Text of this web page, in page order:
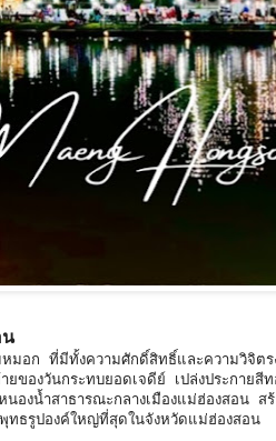
มอก ที่มีทั้งความศักดิ์สิทธิ์และความวิจิต
ของวันกระทบยอดเจดีย์ เปล่งประกาย
องน้ำสาธารณะกลางเมืองแม่ฮ่องสอน
ทธรูปองค์ใหญ่ที่สุดในจังหวัดแม่ฮ่องสอน